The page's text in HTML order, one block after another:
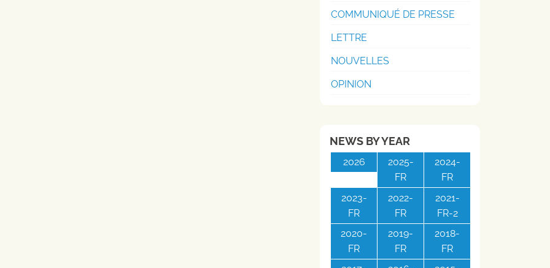
COMMUNIQUÉ DE PRESSE
LETTRE
NOUVELLES
OPINION
NEWS BY YEAR
2026
2025-
FR
2024-
FR
2023-
FR
2022-
FR
2021-
FR-2
2020-
FR
2019-
FR
2018-
FR